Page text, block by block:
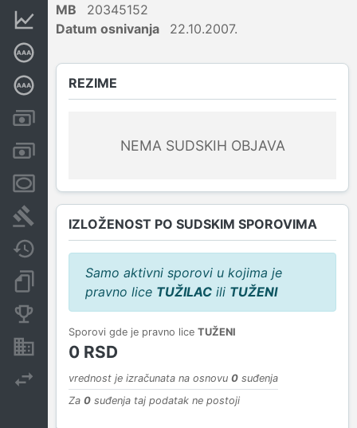
Dubinska bonitetna ocena
Računi i blokade
Sudski sporovi
Dokumenti i objave
Konkurentske kompanije
Nekretnine i imovina
Izvoz
MB
20345152
Datum osnivanja
22.10.2007.
REZIME
NEMA SUDSKIH OBJAVA
IZLOŽENOST PO SUDSKIM SPOROVIMA
Samo aktivni sporovi u kojima je
pravno lice TUŽILAC ili TUŽENI
Sporovi gde je pravno lice TUŽENI
0 RSD
vrednost je izračunata na osnovu 0 suđenja
Za 0 suđenja taj podatak ne postoji